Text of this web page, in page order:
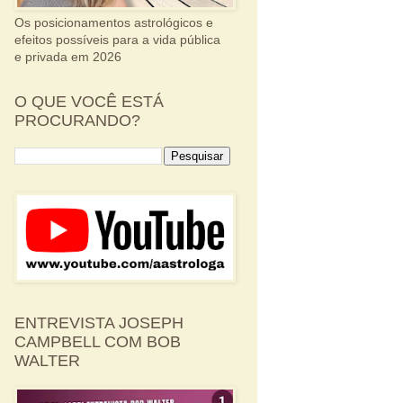
Os posicionamentos astrológicos e
efeitos possíveis para a vida pública
e privada em 2026
O QUE VOCÊ ESTÁ
PROCURANDO?
ENTREVISTA JOSEPH
CAMPBELL COM BOB
WALTER